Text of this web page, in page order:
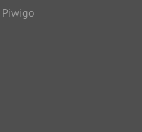
Piwigo